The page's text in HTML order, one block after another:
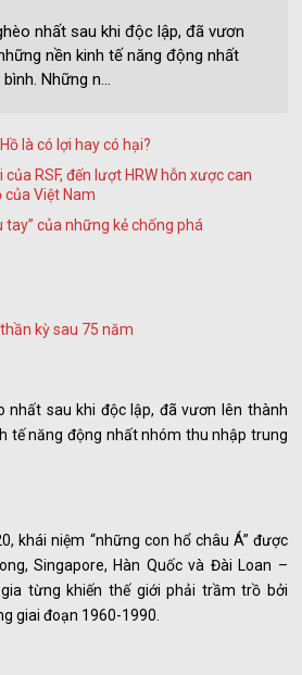
nhất sau khi độc lập, đã vươn
nền kinh tế năng động nhất
Những n...
là có lợi hay có hại?
RSF, đến lượt HRW hỗn xược can
của Việt Nam
tay” của những kẻ chống phá
nhất sau khi độc lập, đã vươn lên thành
tế năng động nhất nhóm thu nhập trung
khái niệm “những con hổ châu Á” được
Singapore, Hàn Quốc và Đài Loan –
từng khiến thế giới phải trầm trồ bởi
giai đoạn 1960-1990.